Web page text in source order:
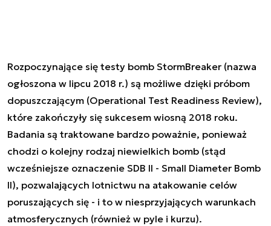
Rozpoczynające się testy bomb StormBreaker (nazwa
ogłoszona w lipcu 2018 r.) są możliwe dzięki próbom
dopuszczającym (Operational Test Readiness Review),
które zakończyły się sukcesem wiosną 2018 roku.
Badania są traktowane bardzo poważnie, ponieważ
chodzi o kolejny rodzaj niewielkich bomb (stąd
wcześniejsze oznaczenie SDB II - Small Diameter Bomb
II), pozwalających lotnictwu na atakowanie celów
poruszających się - i to w niesprzyjających warunkach
atmosferycznych (również w pyle i kurzu).